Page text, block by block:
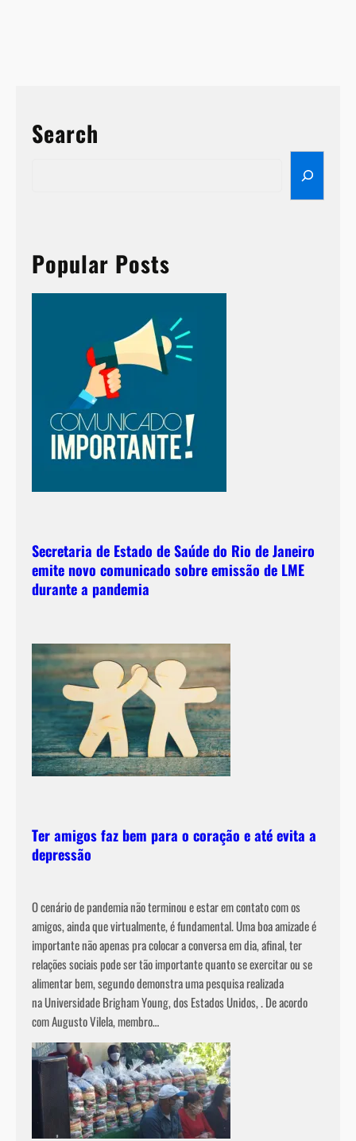
Search
h
Popular Posts
Secretaria de Estado de Saúde do Rio de Janeiro
emite novo comunicado sobre emissão de LME
durante a pandemia
Ter amigos faz bem para o coração e até evita a
depressão
O cenário de pandemia não terminou e estar em contato com os
amigos, ainda que virtualmente, é fundamental. Uma boa amizade é
importante não apenas pra colocar a conversa em dia, afinal, ter
relações sociais pode ser tão importante quanto se exercitar ou se
alimentar bem, segundo demonstra uma pesquisa realizada
na Universidade Brigham Young, dos Estados Unidos, . De acordo
com Augusto Vilela, membro…